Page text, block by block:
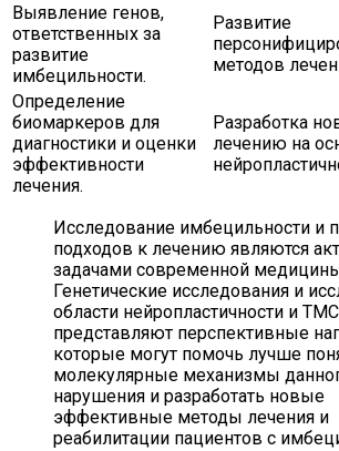
Выявление генов,
ответственных за
развитие
имбецильности.
Развитие
методов
Определение
биомаркеров для
диагностики и оценки
эффективности
лечения.
Разработка
лечению на
Исследование имбецильности и
подходов к лечению являются
задачами современной
Генетические исследования и
области нейропластичности и ТМС
представляют перспективные
которые могут помочь лучше
молекулярные механизмы
нарушения и разработать новые
эффективные методы лечения и
реабилитации пациентов с